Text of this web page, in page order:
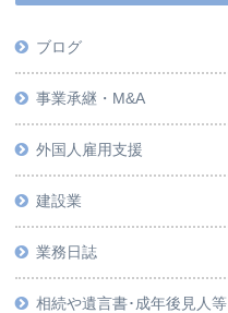
ブログ
事業承継・M&A
外国人雇用支援
建設業
業務日誌
相続や遺言書･成年後見人等